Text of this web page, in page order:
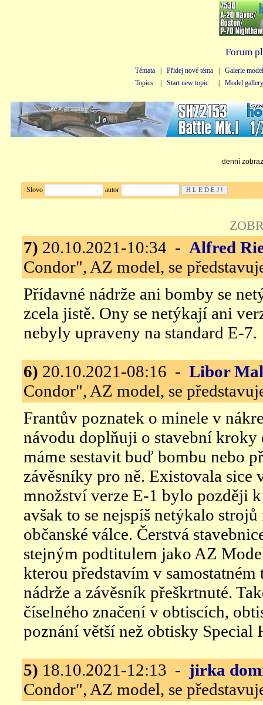
Forum
Témata Přidej nové téma
Galerie
Topics
Start new topic Model gallery
denní
Slovo autor
7) 20.10.2021-10:34 - Alfred
Condor", AZ model, se
Přídavné nádrže ani bomby se
zcela jistě. Ony se netýkají ani
nebyly upraveny na standard E-7.
6) 20.10.2021-08:16 - Libor
Condor", AZ model, se
Frantův poznatek o minele v
návodu doplňuji o stavební kroky
máme sestavit buď bombu nebo
závěsníky pro ně. Existovala sice
množství verze E-1 bylo později
avšak to se nejspíš netýkalo strojů
občanské válce. Čerstvá
stejným podtitulem jako AZ
kterou představím v
nádrže a závěsník přeškrtnuté.
číselného značení v obtiscích,
poznání větší než obtisky Special
5) 18.10.2021-12:13 - jirka
Condor", AZ model, se